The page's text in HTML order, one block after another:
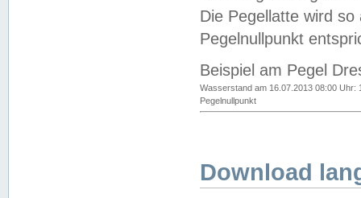
Die Pegellatte wird
Pegelnullpunkt
Beispiel am Pegel
Wasserstand am 16.07.2013 08:00 Uhr:
Pegelnullpunkt
Download